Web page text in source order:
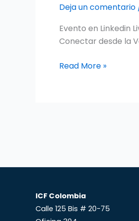
Deja un comentario
Evento en Linkedin
Conectar desde la
voz:
Neurociencia
y
Coaching
Read More »
ICF Colombia
Calle 125 Bis # 20-75